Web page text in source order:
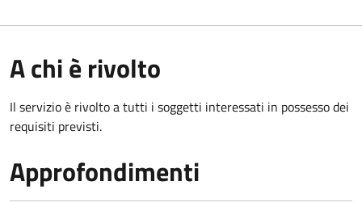
A chi è rivolto
Il servizio è rivolto a tutti i soggetti interessati in possesso dei
requisiti previsti.
Approfondimenti